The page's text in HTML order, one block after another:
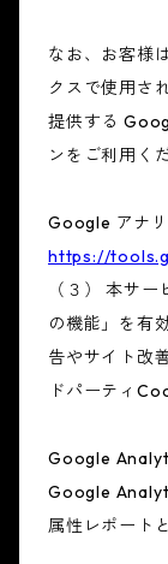
なお、お客様
クスで使用さ
提供する
ンをご利用く
Google アナ
https://
（３） 本サ
の機能」を有
告やサイト改
ドパーティ
Google
Google
属性レポート